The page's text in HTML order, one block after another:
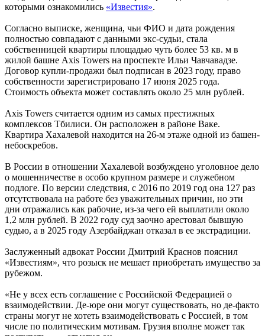
которыми ознакомились «Известия».
Согласно выписке, женщина, чьи ФИО и дата рождения
полностью совпадают с данными экс-судьи, стала
собственницей квартиры площадью чуть более 53 кв. м в
жилой башне Axis Towers на проспекте Ильи Чавчавадзе.
Договор купли-продажи был подписан в 2023 году, право
собственности зарегистрировано 17 июня 2025 года.
Стоимость объекта может составлять около 25 млн рублей.
Axis Towers считается одним из самых престижных
комплексов Тбилиси. Он расположен в районе Ваке.
Квартира Хахалевой находится на 26-м этаже одной из башен-
небоскребов.
В России в отношении Хахалевой возбуждено уголовное дело
о мошенничестве в особо крупном размере и служебном
подлоге. По версии следствия, с 2016 по 2019 год она 127 раз
отсутствовала на работе без уважительных причин, но эти
дни отражались как рабочие, из-за чего ей выплатили около
1,2 млн рублей. В 2022 году суд заочно арестовал бывшую
судью, а в 2025 году Азербайджан отказал в ее экстрадиции.
Заслуженный адвокат России Дмитрий Краснов пояснил
«Известиям», что розыск не мешает приобретать имущество за
рубежом.
«Не у всех есть соглашение с Российской Федерацией о
взаимодействии. Де-юре они могут существовать, но де-факто
страны могут не хотеть взаимодействовать с Россией, в том
числе по политическим мотивам. Грузия вполне может так